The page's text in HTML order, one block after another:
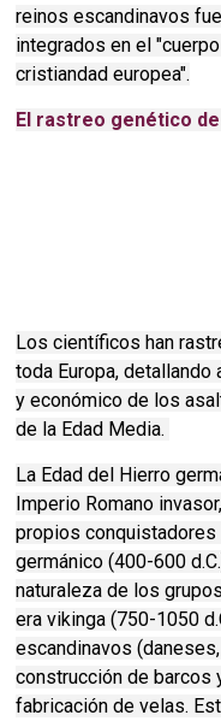
reinos escandinavos
integrados en el
cristiandad europea".
El rastreo genético
Los científicos han
toda Europa,
y económico de los
de la Edad Media.
La Edad del Hierro
Imperio Romano
propios
germánico (400-600
naturaleza de los
era vikinga (750-1050
escandinavos
construcción de barcos
fabricación de velas.